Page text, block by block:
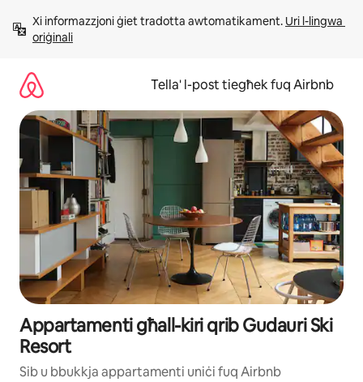
għall-
kontenut
Xi informazzjoni ġiet tradotta awtomatikament. Uri l-lingwa
oriġinali
Tella' l-post tiegħek fuq Airbnb
Appartamenti għall-kiri qrib Gudauri Ski
Resort
Sib u bbukkja appartamenti uniċi fuq Airbnb